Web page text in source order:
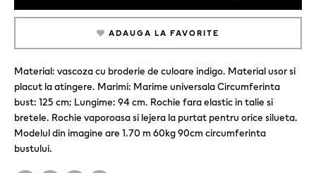
ADAUGA LA FAVORITE
Material: vascoza cu broderie de culoare indigo. Material usor si
placut la atingere. Marimi: Marime universala Circumferinta
bust: 125 cm; Lungime: 94 cm. Rochie fara elastic in talie si
bretele. Rochie vaporoasa si lejera la purtat pentru orice silueta.
Modelul din imagine are 1.70 m 60kg 90cm circumferinta
bustului.